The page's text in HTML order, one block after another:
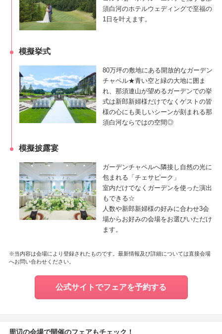
須白河のホテルウェディングで至福の
1日を叶えます。
模擬挙式
80万坪の敷地にある開放的なガーデン
チャペル★青い空と緑の大地に囲ま
れ、那須連山が望めるガーデンでの挙
式は新郎新婦様だけでなくゲストの皆
様の心にも美しいシーンが刻まれる那
須白河ならではの空間◎
模擬披露宴
ガーデンチャペルへ隣接し自然の光に
包まれる「チェサピーク」
室内だけでなくガーデンを使った演出
もできる☆
人数や新郎新婦様の好みに合わせ3会
場からお好みの会場をお選びいただけ
ます。
※当内容は会場により登録されたものです。最新情報及び詳細については直接会場
へお問い合わせください。
公式サイトでフェアを予約する
周辺の会場で開催のフェアもチェック！